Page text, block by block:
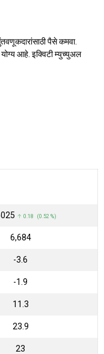
पैसे कमवा.
योग्य आहे. इक्विटी म्युच्युअल
↑ 0.18 (0.52 %)
₹6,684
-3.6
-1.9
11.3
23.9
23